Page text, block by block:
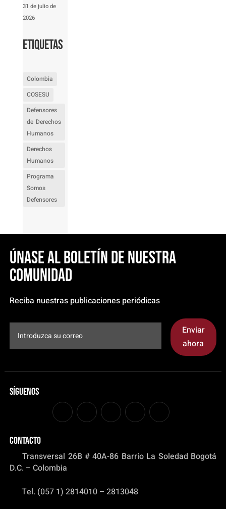
31 de julio de
2026
Etiquetas
Colombia
COSESU
Defensores
de Derechos
Humanos
Derechos
Humanos
Programa
Somos
Defensores
Únase al boletín de nuestra
comunidad
Reciba nuestras publicaciones periódicas
Enviar
ahora
Síguenos
CONTACTO
Transversal 26B # 40A-86 Barrio La Soledad Bogotá
D.C. – Colombia
Tel. (057 1) 2814010 – 2813048